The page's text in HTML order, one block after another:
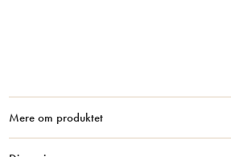
Mere om produktet